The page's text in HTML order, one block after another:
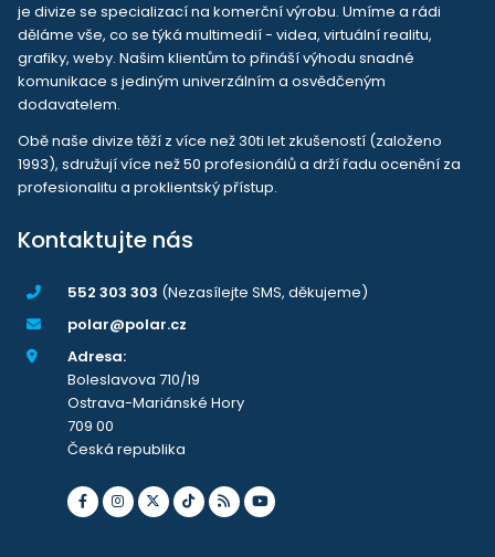
je divize se specializací na komerční výrobu. Umíme a rádi
děláme vše, co se týká multimedií - videa, virtuální realitu,
grafiky, weby. Našim klientům to přináší výhodu snadné
komunikace s jediným univerzálním a osvědčeným
dodavatelem.
Obě naše divize těží z více než 30ti let zkušeností (založeno
1993), sdružují více než 50 profesionálů a drží řadu ocenění za
profesionalitu a proklientský přístup.
Kontaktujte nás
552 303 303 (Nezasílejte SMS, děkujeme)
polar@polar.cz
Adresa:
Boleslavova 710/19
Ostrava-Mariánské Hory
709 00
Česká republika